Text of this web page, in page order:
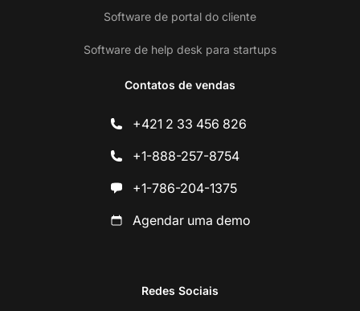
Software de portal do cliente
Software de help desk para startups
Contatos de vendas
+421 2 33 456 826
+1-888-257-8754
+1-786-204-1375
Agendar uma demo
Redes Sociais